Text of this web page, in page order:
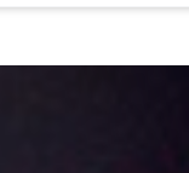
后台，权限完全掌握...